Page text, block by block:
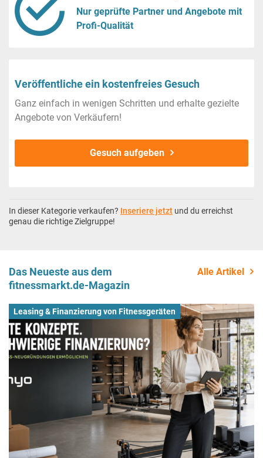
Nur geprüfte Partner und Angebote mit
Profi-Qualität
Veröffentliche ein kostenfreies Gesuch
Ganz einfach in wenigen Schritten und erhalte gezielte
Angebote von Verkäufern!
Gesuch aufgeben
In dieser Kategorie verkaufen? Inseriere jetzt und du erreichst
genau die richtige Zielgruppe!
Das Neueste aus dem
fitnessmarkt.de-Magazin
Alle Artikel
Leasing & Finanzierung von Fitnessgeräten